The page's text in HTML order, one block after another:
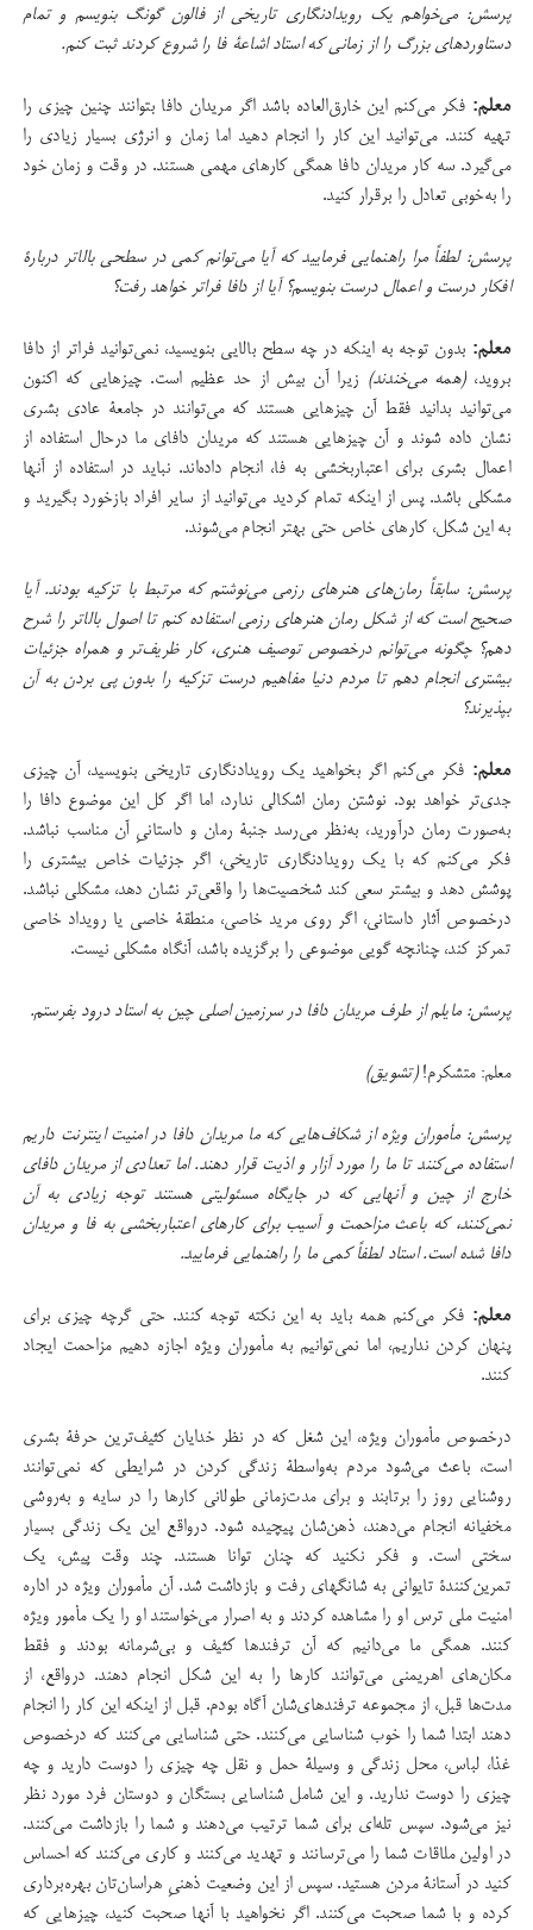
پرسش: می‌خواهم یک رویدادنگاری تاریخی از فالون گونگ بنویسم و تمام
دستاوردهای بزرگ را از زمانی که استاد اشاعۀ فا را شروع کردند ثبت کنم.
معلم: فکر می‌کنم این خارق‌العاده باشد اگر مریدان دافا بتوانند چنین چیزی را
تهیه کنند. می‌توانید این کار را انجام دهید اما زمان و انرژی بسیار زیادی را
می‌گیرد. سه کار مریدان دافا همگی کارهای مهمی هستند. در وقت و زمان خود
را به‌خوبی تعادل را برقرار کنید.
پرسش: لطفاً مرا راهنمایی فرمایید که آیا می‌توانم کمی در سطحی بالاتر دربارۀ
افکار درست و اعمال درست بنویسم؟ آیا از دافا فراتر خواهد رفت؟
معلم: بدون توجه به اینکه در چه سطح بالایی بنویسید، نمی‌توانید فراتر از دافا
بروید،(همه می‌خندند) زیرا آن بیش از حد عظیم است. چیزهایی که اکنون
می‌توانید بدانید فقط آن چیزهایی هستند که می‌توانند در جامعۀ عادی بشری
نشان داده شوند و آن چیزهایی هستند که مریدان دافای ما درحال استفاده از
اعمال بشری برای اعتباربخشی به فا، انجام داده‌اند. نباید در استفاده از آنها
مشکلی باشد. پس از اینکه تمام کردید می‌توانید از سایر افراد بازخورد بگیرید و
به این شکل، کارهای خاص حتی بهتر انجام می‌شوند.
پرسش: سابقاً رمان‌های هنرهای رزمی می‌نوشتم که مرتبط با تزکیه بودند. آیا
صحیح است که از شکل رمان هنرهای رزمی استفاده کنم تا اصول بالاتر را شرح
دهم؟ چگونه می‌توانم درخصوص توصیف هنری، کار ظریف‌تر و همراه جزئیات
بیشتری انجام دهم تا مردم دنیا مفاهیم درست تزکیه را بدون پی بردن به آن
بپذیرند؟
معلم: فکر می‌کنم اگر بخواهید یک رویدادنگاری تاریخی بنویسید، آن چیزی
جدی‌تر خواهد بود. نوشتن رمان اشکالی ندارد، اما اگر کل این موضوع دافا را
به‌صورت رمان درآورید، به‌نظر می‌رسد جنبۀ رمان و داستانیِ آن مناسب نباشد.
فکر می‌کنم که با یک رویدادنگاری تاریخی، اگر جزئیات خاص بیشتری را
پوشش دهد و بیشتر سعی کند شخصیت‌ها را واقعی‌تر نشان دهد، مشکلی نباشد.
درخصوص آثار داستانی، اگر روی مرید خاصی، منطقۀ خاصی یا رویداد خاصی
تمرکز کند، چنانچه گویی موضوعی را برگزیده باشد، آنگاه مشکلی نیست.
پرسش: مایلم از طرف مریدان دافا در سرزمین اصلی چین به استاد درود بفرستم.
معلم: متشکرم!(تشویق)
پرسش: مأموران ویژه از شکاف‌هایی که ما مریدان دافا در امنیت اینترنت داریم
استفاده می‌کنند تا ما را مورد آزار و اذیت قرار دهند. اما تعدادی از مریدان دافای
خارج از چین و آنهایی که در جایگاه مسئولیتی هستند توجه زیادی به آن
نمی‌کنند، که باعث مزاحمت و آسیب برای کارهای اعتباربخشی به فا و مریدان
دافا شده است. استاد لطفاً کمی ما را راهنمایی فرمایید.
معلم: فکر می‌کنم همه باید به این نکته توجه کنند. حتی گرچه چیزی برای
پنهان کردن نداریم، اما نمی‌توانیم به مأموران ویژه اجازه دهیم مزاحمت ایجاد
کنند.
درخصوص مأموران ویژه، این شغل که در نظر خدایان کثیف‌ترین حرفۀ بشری
است، باعث می‌شود مردم به‌واسطۀ زندگی کردن در شرایطی که نمی‌توانند
روشنایی روز را برتابند و برای مدت‌زمانی طولانی کارها را در سایه و به‌روشی
مخفیانه انجام می‌دهند، ذهن‌شان پیچیده شود. درواقع این یک زندگی بسیار
سختی است. و فکر نکنید که چنان توانا هستند. چند وقت پیش، یک
تمرین‌کنندۀ تایوانی به شانگهای رفت و بازداشت شد. آن مأموران ویژه در اداره
امنیت ملی ترس او را مشاهده کردند و به اصرار می‌خواستند او را یک مأمور ویژه
کنند. همگی ما می‌دانیم که آن ترفندها کثیف و بی‌شرمانه بودند و فقط
مکان‌های اهریمنی می‌توانند کارها را به این شکل انجام دهند. درواقع، از
مدت‌ها قبل، از مجموعه ترفندهای‌شان آگاه بودم. قبل از اینکه این کار را انجام
دهند ابتدا شما را خوب شناسایی می‌کنند. حتی شناسایی می‌کنند که درخصوص
غذا، لباس، محل زندگی و وسیلۀ‌ حمل و نقل چه چیزی را دوست دارید و چه
چیزی را دوست ندارید. و این شامل شناسایی بستگان و دوستان فرد مورد نظر
نیز می‌شود. سپس تله‌ای برای شما ترتیب می‌دهند و شما را بازداشت می‌کنند.
در اولین ملاقات شما را می‌ترسانند و تهدید می‌کنند و کاری می‌کنند که احساس
کنید در آستانۀ مردن هستید. سپس از این وضعیت ذهنی‌ِ هراسان‌تان بهره‌برداری
کرده و با شما صحبت می‌کنند. اگر نخواهید با آنها صحبت کنید، چیزهایی که